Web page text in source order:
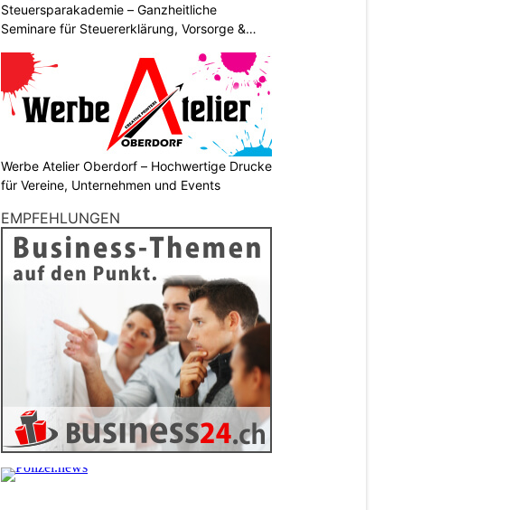
Steuersparakademie – Ganzheitliche
Seminare für Steuererklärung, Vorsorge &
Werbe Atelier Oberdorf – Hochwertige Drucke
für Vereine, Unternehmen und Events
EMPFEHLUNGEN